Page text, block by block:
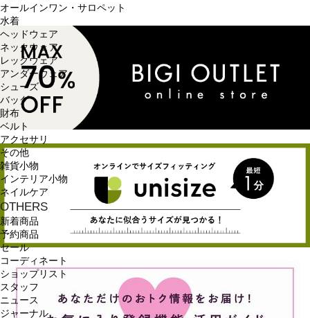
オールインワン・サロペット
水着
ヘッドウェア
ネックウェア
レッグウェア
アンダーウェア
シューズ
バッグ
財布
ベルト
アクセサリ
その他
雑貨小物
インテリア小物
ネイルケア
OTHERS
新着商品
予約商品
セール
コーディネート
ショップリスト
スタッフ
ニュース
ジャーナル